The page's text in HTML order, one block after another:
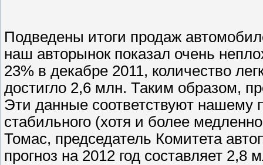
Подведены итоги продаж
наш авторынок показал очень
23% в декабре 2011, количество
достигло 2,6 млн. Таким образом,
Эти данные соответствуют нашему
стабильного (хотя и более
Томас, председатель Комитета
прогноз на 2012 год составляет 2,8